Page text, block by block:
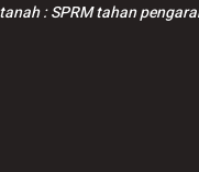
: SPRM tahan